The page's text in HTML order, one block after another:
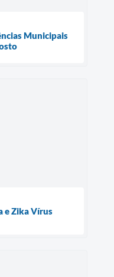
Municipais
e Zika Vírus